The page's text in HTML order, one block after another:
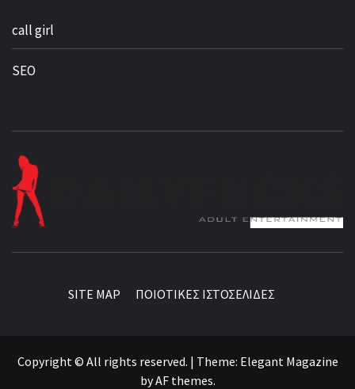
call girl
SEO
SITE MAP ΠΟΙΟΤΙΚΕΣ ΙΣΤΟΣΕΛΙΔΕΣ
Copyright © All rights reserved. | Theme: Elegant Magazine
byAF themes.